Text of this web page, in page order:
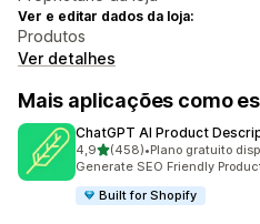
Ver e editar dados da loja:
Produtos
Ver detalhes
Mais aplicações como
ChatGPT AI Product
4,9de 5 estrelas
(458)
458 total de avaliações
•Plano gratuito
Generate SEO Friendly
Built for Shopify